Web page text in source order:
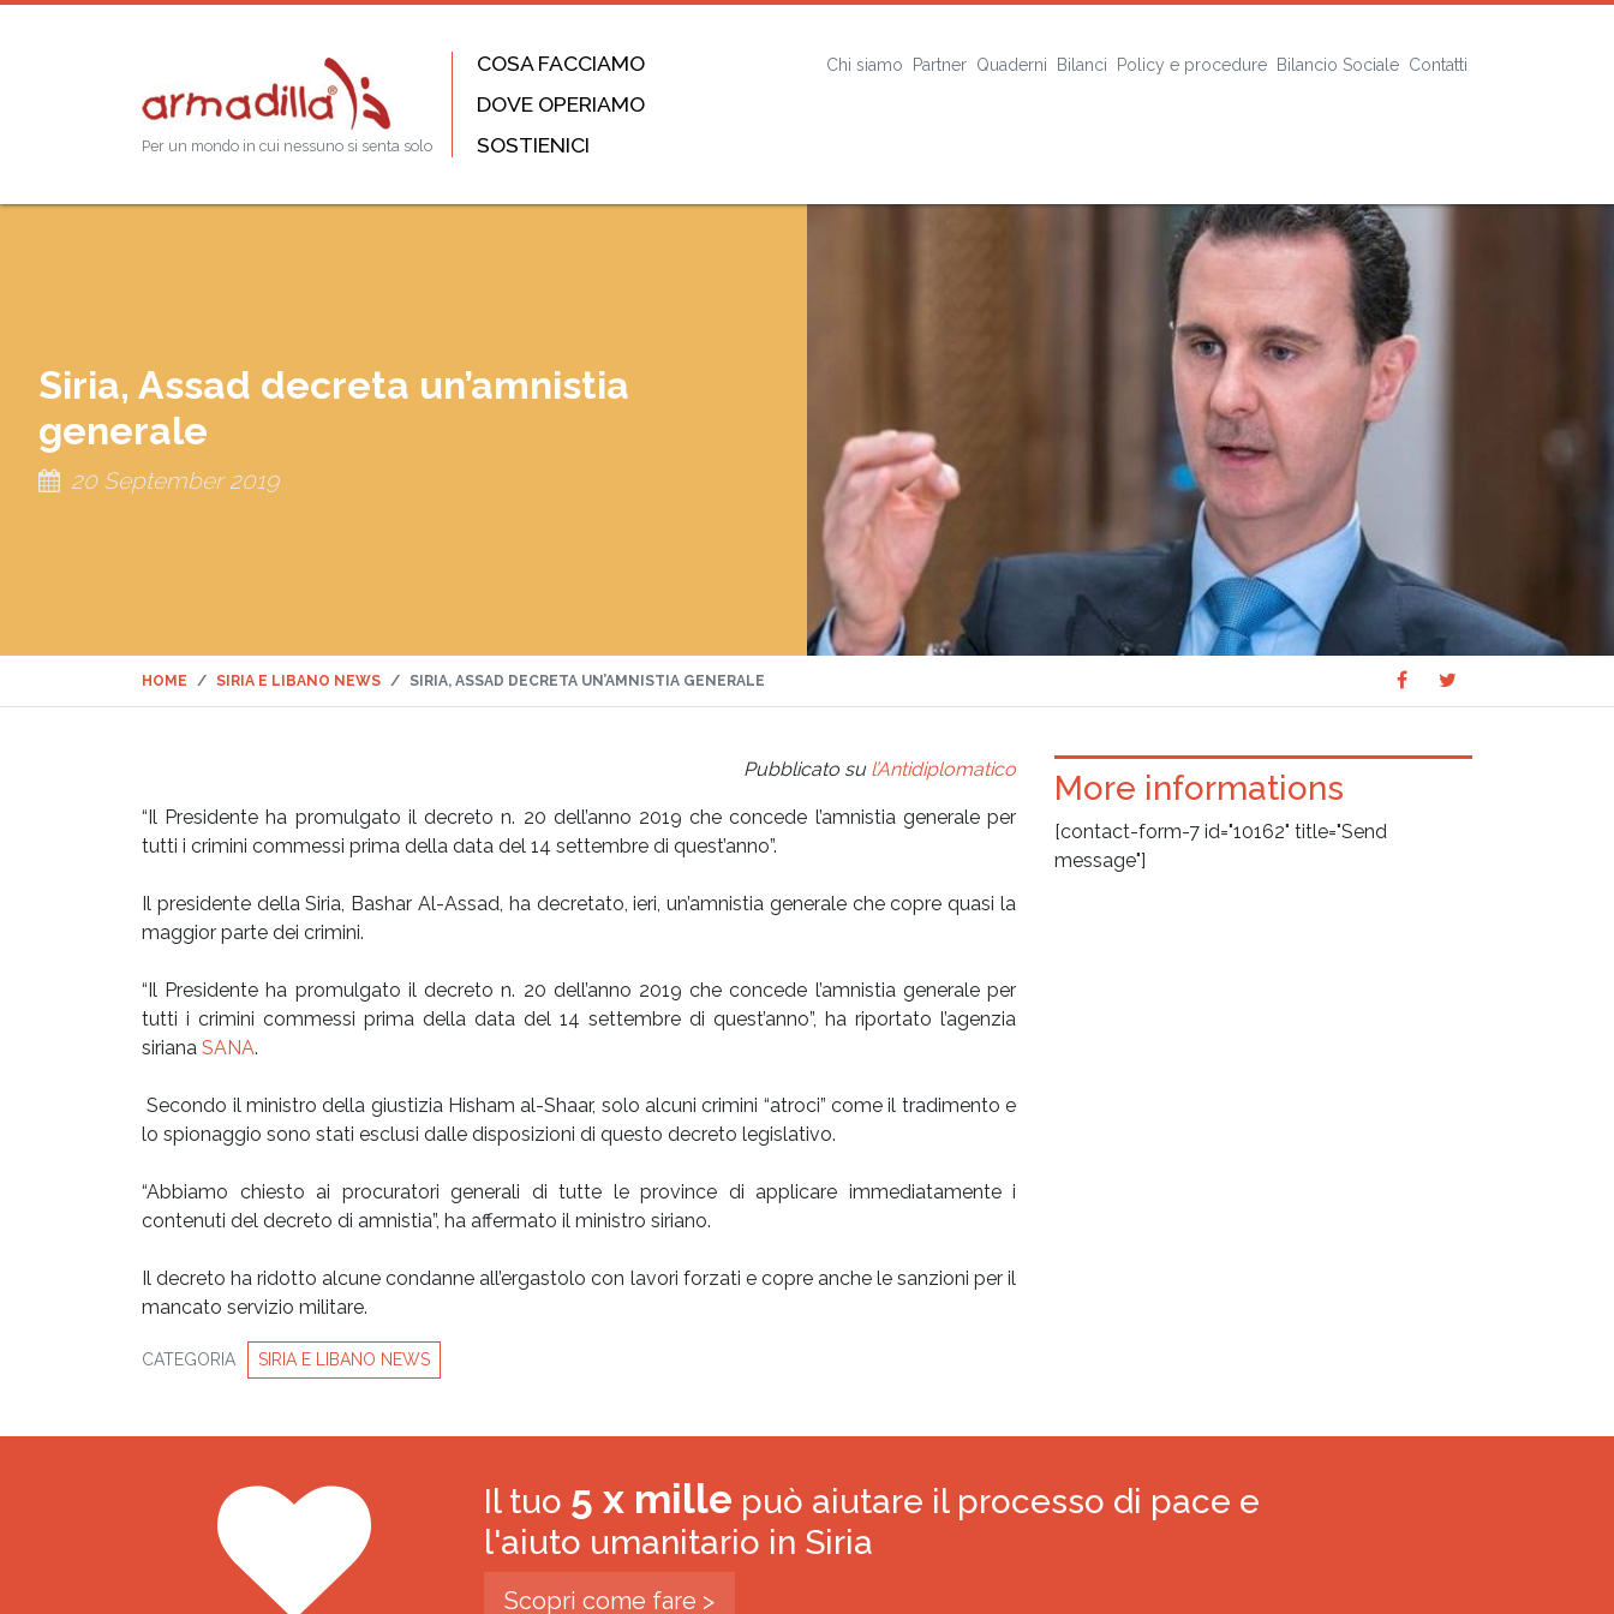
Per un mondo in cui nessuno si senta solo
COSA FACCIAMO
DOVE OPERIAMO
SOSTIENICI
Chi siamo Partner Quaderni Bilanci Policy e procedure Bilancio Sociale Contatti
Siria, Assad decreta un’amnistia
generale
20 September 2019
HOME SIRIA E LIBANO NEWS SIRIA, ASSAD DECRETA UN’AMNISTIA GENERALE
Share
on
on
Pubblicato su l’Antidiplomatico
“Il Presidente ha promulgato il decreto n. 20 dell’anno 2019 che concede l’amnistia generale per
tutti i crimini commessi prima della data del 14 settembre di quest’anno”.
Il presidente della Siria, Bashar Al-Assad, ha decretato, ieri, un’amnistia generale che copre quasi la
maggior parte dei crimini.
“Il Presidente ha promulgato il decreto n. 20 dell’anno 2019 che concede l’amnistia generale per
tutti i crimini commessi prima della data del 14 settembre di quest’anno”, ha riportato l’agenzia
siriana SANA.
Secondo il ministro della giustizia Hisham al-Shaar, solo alcuni crimini “atroci” come il tradimento e
lo spionaggio sono stati esclusi dalle disposizioni di questo decreto legislativo.
“Abbiamo chiesto ai procuratori generali di tutte le province di applicare immediatamente i
contenuti del decreto di amnistia”, ha affermato il ministro siriano.
Il decreto ha ridotto alcune condanne all’ergastolo con lavori forzati e copre anche le sanzioni per il
mancato servizio militare.
CATEGORIA SIRIA E LIBANO NEWS
More informations
[contact-form-7 id="10162" title="Send
message"]
Il tuo 5 x mille può aiutare il processo di pace e
l'aiuto umanitario in Siria
Scopri come fare >